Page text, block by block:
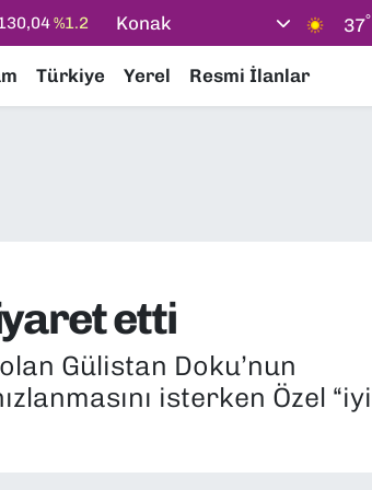
%0.17
%0.35
Konak 37°
Türkiye Yerel Resmi İlanlar
etti
Gülistan Doku’nun
isterken Özel “iyi